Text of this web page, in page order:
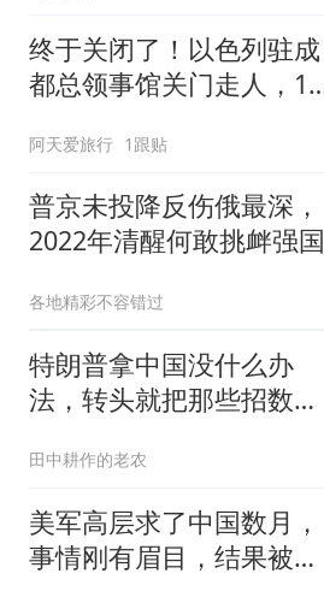
终于关闭了！以色列驻成
都总领事馆关门走人，12
阿天爱旅行 1跟贴
普京未投降反伤俄最深，
2022年清醒何敢挑衅强国
各地精彩不容错过
特朗普拿中国没什么办
法，转头就把那些招数，
田中耕作的老农
美军高层求了中国数月，
事情刚有眉目，结果被特